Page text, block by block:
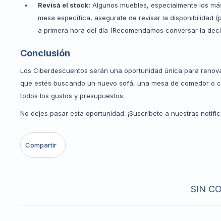
Revisá el stock: Algunos muebles, especialmente los
mesa específica, asegurate de revisar la disponibilidad
a primera hora del día (Recomendamos conversar la
Conclusión
Los Ciberdescuentos serán una oportunidad única para
que estés buscando un nuevo sofá, una mesa de comedor
todos los gustos y presupuestos.
No dejes pasar esta oportunidad. ¡Suscríbete a nuestras
SIN